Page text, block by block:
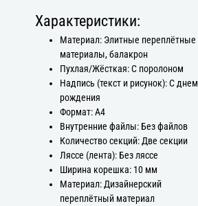
Характеристики:
Материал: Элитные переплётные
материалы, балакрон
Пухлая/Жёсткая: С поролоном
Надпись (текст и рисунок): С днем
рождения
Формат: А4
Внутренние файлы: Без файлов
Количество секций: Две секции
Ляссе (лента): Без ляссе
Ширина корешка: 10 мм
Материал: Дизайнерский
переплётный материал